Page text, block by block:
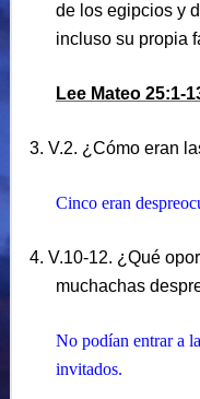
de los egipcios y
incluso su propia
Lee Mateo 25:1-
3. V.2. ¿Cómo eran
Cinco eran
4. V.10-12. ¿Qué
muchachas
No podían entrar a
invitados.